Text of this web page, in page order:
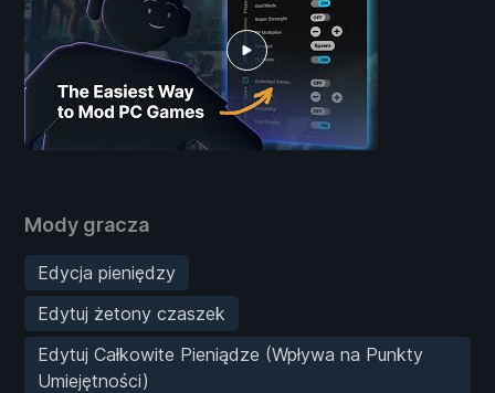
Mody gracza
Edycja pieniędzy
Edytuj żetony czaszek
Edytuj Całkowite Pieniądze (Wpływa na Punkty
Umiejętności)